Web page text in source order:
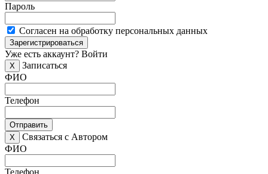
Пароль
Согласен на обработку персональных данных
Зарегистрироваться
Уже есть аккаунт? Войти
X
Записаться
ФИО
Телефон
Отправить
X
Связаться с Автором
ФИО
Телефон